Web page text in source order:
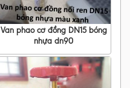
Van phao cơ đồng DN15 bóng
nhựa dn90